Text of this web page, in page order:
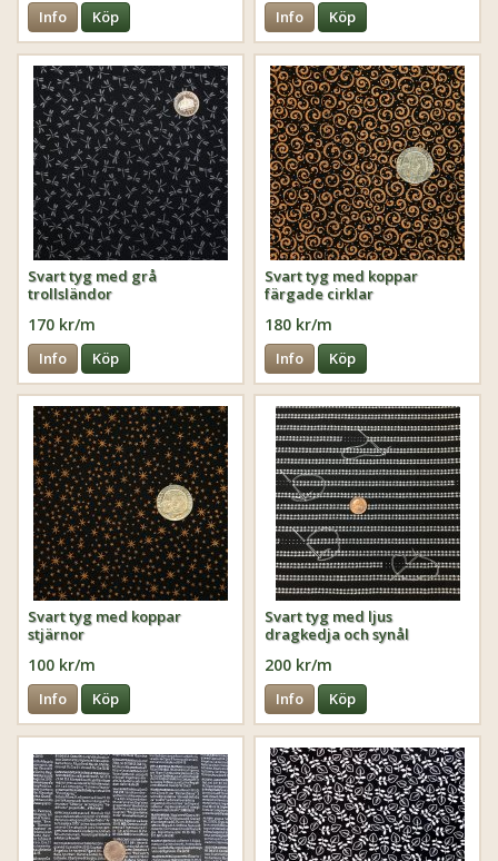
Info Köp Info Köp
Svart tyg med grå
trollsländor
170 kr/m
Info Köp
Svart tyg med koppar
färgade cirklar
180 kr/m
Info Köp
Svart tyg med koppar
stjärnor
100 kr/m
Info Köp
Svart tyg med ljus
dragkedja och synål
200 kr/m
Info Köp